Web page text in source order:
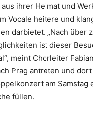
ihrer Heimat und
Vocale heitere und
darbietet. „Nach über
ist dieser
meint Chorleiter
Prag antreten und
am Samstag
füllen.